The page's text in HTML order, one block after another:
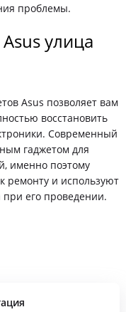
проблемы.
улица
Asus позволяет вам
восстановить
Современный
гаджетом для
именно поэтому
ремонту и используют
его проведении.